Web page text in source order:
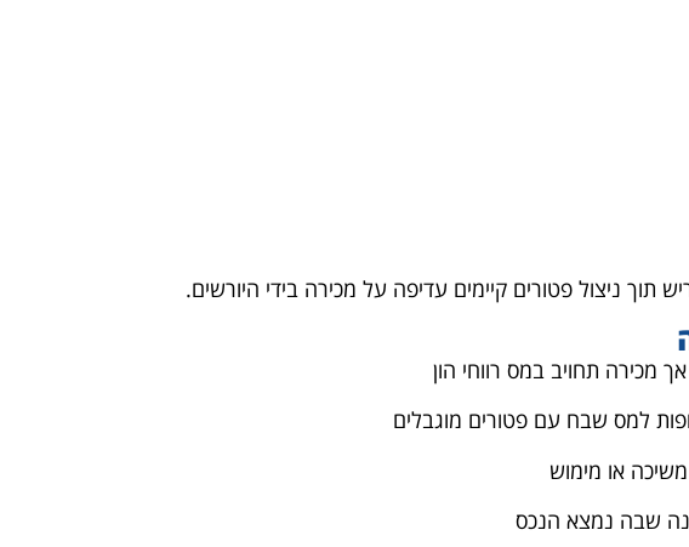
תוך ניצול פטורים קיימים עדיפה על מכירה בידי היורשים.
מכירה תחויב במס רווחי הון
למס שבח עם פטורים מוגבלים
או מימוש
שבה נמצא הנכס